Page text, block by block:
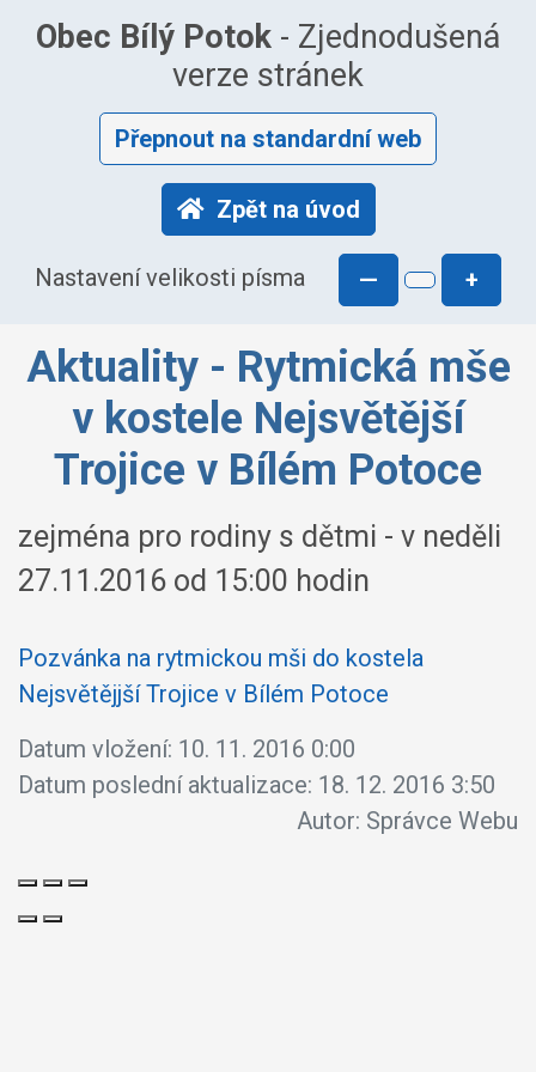
Obec Bílý Potok - Zjednodušená
verze stránek
Přepnout na standardní web
Zpět na úvod
Nastavení velikosti písma — +
Aktuality - Rytmická mše
v kostele Nejsvětější
Trojice v Bílém Potoce
zejména pro rodiny s dětmi - v neděli
27.11.2016 od 15:00 hodin
Pozvánka na rytmickou mši do kostela
Nejsvětějjší Trojice v Bílém Potoce
Datum vložení: 10. 11. 2016 0:00
Datum poslední aktualizace: 18. 12. 2016 3:50
Autor: Správce Webu